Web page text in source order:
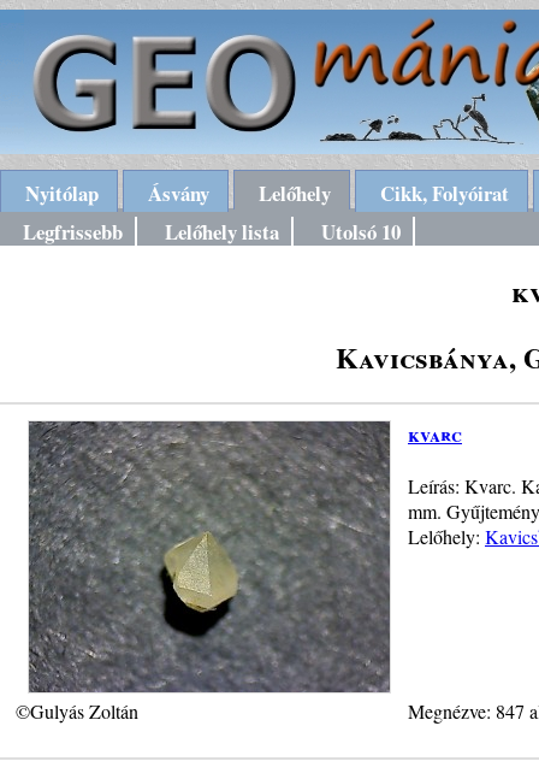
Nyitólap Ásvány Lelőhely
Cikk, Folyóirat
Legfrissebb
Lelőhely lista Utolsó 10
Kavicsbánya,
kvarc
Leírás: Kvarc.
mm.
Lelőhely:
©Gulyás Zoltán Megnézve: 847